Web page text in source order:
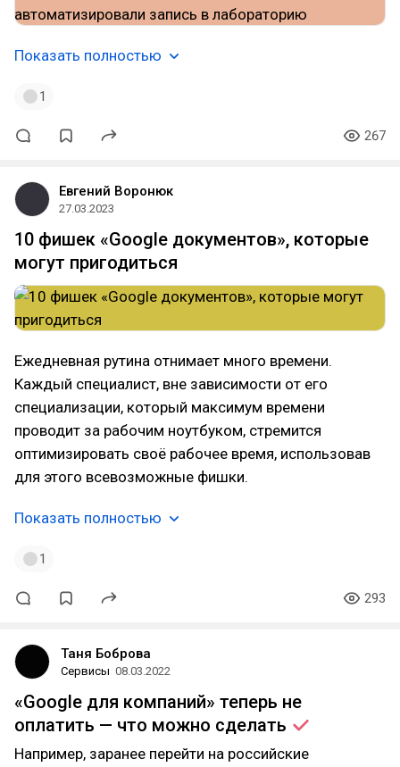
Показать полностью
1
267
Евгений Воронюк
27.03.2023
10 фишек «Google документов», которые
могут пригодиться
Ежедневная рутина отнимает много времени.
Каждый специалист, вне зависимости от его
специализации, который максимум времени
проводит за рабочим ноутбуком, стремится
оптимизировать своё рабочее время, использовав
для этого всевозможные фишки.
Показать полностью
1
293
Таня Боброва
Сервисы 08.03.2022
«Google для компаний» теперь не
оплатить — что можно сделать
Например, заранее перейти на российские